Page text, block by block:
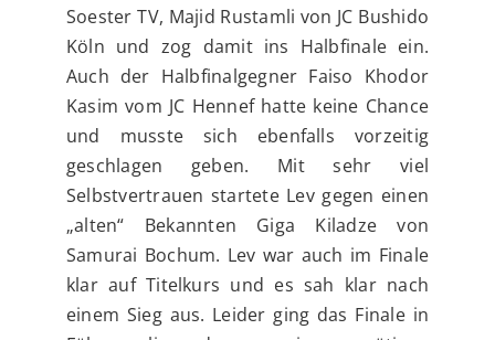
Soester TV, Majid Rustamli von JC Bushido
Köln und zog damit ins Halbfinale ein.
Auch der Halbfinalgegner Faiso Khodor
Kasim vom JC Hennef hatte keine Chance
und musste sich ebenfalls vorzeitig
geschlagen geben. Mit sehr viel
Selbstvertrauen startete Lev gegen einen
„alten“ Bekannten Giga Kiladze von
Samurai Bochum. Lev war auch im Finale
klar auf Titelkurs und es sah klar nach
einem Sieg aus. Leider ging das Finale in